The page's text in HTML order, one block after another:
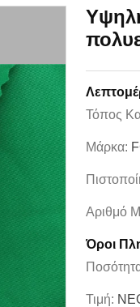
Τόπος
Μάρκα:
Αριθμό
Όροι
Τιμή: